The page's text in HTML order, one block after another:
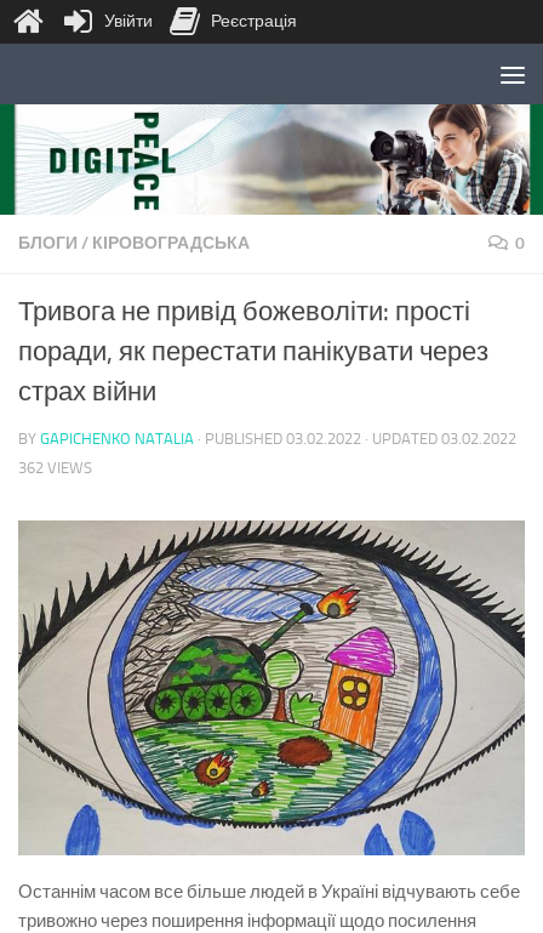
Skip to content
БЛОГИ / КІРОВОГРАДСЬКА 0
Тривога не привід божеволіти: прості
поради, як перестати панікувати через
страх війни
BY GAPICHENKO NATALIA · PUBLISHED 03.02.2022 · UPDATED 03.02.2022
362 VIEWS
Останнім часом все більше людей в Україні відчувають себе
тривожно через поширення інформації щодо посилення
Увійти Реєстрація